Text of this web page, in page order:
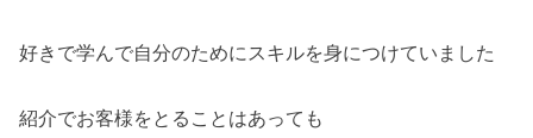
好きで学んで自分のためにスキルを身につけていました
紹介でお客様をとることはあっても